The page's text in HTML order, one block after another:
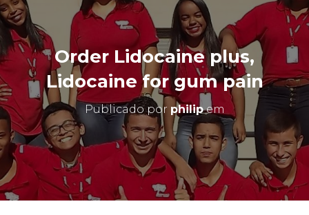
N
A
N
A
E
G
O
Order Lidocaine plus,
Lidocaine for gum pain
Publicado por philipem